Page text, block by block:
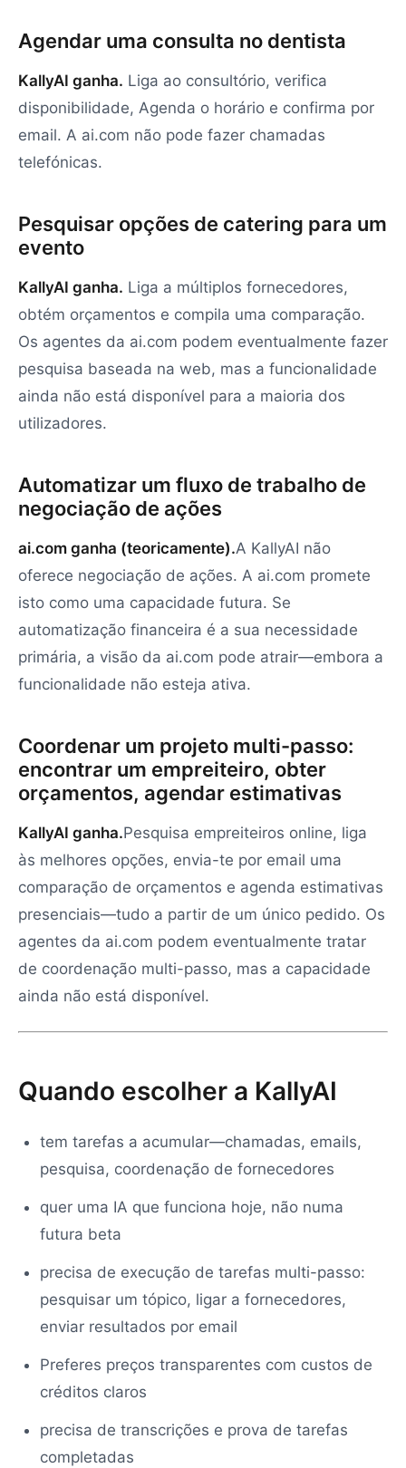
Agendar uma consulta no dentista
KallyAI ganha. Liga ao consultório, verifica
disponibilidade, Agenda o horário e confirma por
email. A ai.com não pode fazer chamadas
telefónicas.
Pesquisar opções de catering para um
evento
KallyAI ganha. Liga a múltiplos fornecedores,
obtém orçamentos e compila uma comparação.
Os agentes da ai.com podem eventualmente fazer
pesquisa baseada na web, mas a funcionalidade
ainda não está disponível para a maioria dos
utilizadores.
Automatizar um fluxo de trabalho de
negociação de ações
ai.com ganha (teoricamente).A KallyAI não
oferece negociação de ações. A ai.com promete
isto como uma capacidade futura. Se
automatização financeira é a sua necessidade
primária, a visão da ai.com pode atrair—embora a
funcionalidade não esteja ativa.
Coordenar um projeto multi-passo:
encontrar um empreiteiro, obter
orçamentos, agendar estimativas
KallyAI ganha.Pesquisa empreiteiros online, liga
às melhores opções, envia-te por email uma
comparação de orçamentos e agenda estimativas
presenciais—tudo a partir de um único pedido. Os
agentes da ai.com podem eventualmente tratar
de coordenação multi-passo, mas a capacidade
ainda não está disponível.
Quando escolher a KallyAI
tem tarefas a acumular—chamadas, emails,
pesquisa, coordenação de fornecedores
quer uma IA que funciona hoje, não numa
futura beta
precisa de execução de tarefas multi-passo:
pesquisar um tópico, ligar a fornecedores,
enviar resultados por email
Preferes preços transparentes com custos de
créditos claros
precisa de transcrições e prova de tarefas
completadas